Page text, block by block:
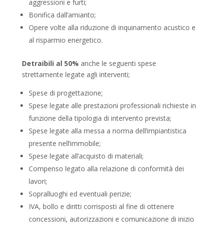
aggressioni e furti;
Bonifica dall’amianto;
Opere volte alla riduzione di inquinamento acustico e
al risparmio energetico.
Detraibili al 50% anche le seguenti spese
strettamente legate agli interventi;
Spese di progettazione;
Spese legate alle prestazioni professionali richieste in
funzione della tipologia di intervento prevista;
Spese legate alla messa a norma dell’impiantistica
presente nell’immobile;
Spese legate all’acquisto di materiali;
Compenso legato alla relazione di conformità dei
lavori;
Sopralluoghi ed eventuali perizie;
IVA, bollo e diritti corrisposti al fine di ottenere
concessioni, autorizzazioni e comunicazione di inizio